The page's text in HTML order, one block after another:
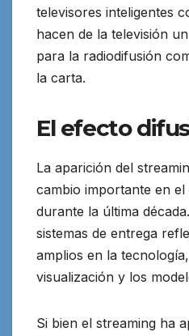
televisores inteligentes
hacen de la televisión
para la radiodifusión
la carta.
El efecto
La aparición del
cambio importante en
durante la última
sistemas de entrega
amplios en la
visualización y los
Si bien el streaming ha